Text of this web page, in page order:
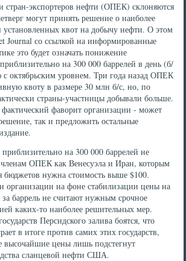
стран-экспортеров нефти (ОПЕК) склоняются
могут принять решение о наиболее
установленных квот на добычу нефти. О этом
Journal со ссылкой на информированные
это будет означать понижение
на 300 000 баррелей в день (б/
с октябрьским уровнем. Три года назад ОПЕК
квоту в размере 30 млн б/с, но, по
страны-участницы добывали больше.
фаворит организации - может
так и предложить остальные
на 300 000 баррелей не
членам ОПЕК как Венесуэла и Иран, которым
бюджетов нужна стоимость выше $100.
организации на фоне стабилизации цены на
баррель не считают нужным срочное
каких-то наиболее решительных мер.
Персидского залива боятся, что
в итоге против самих этих государств,
высочайшие цены лишь подстегнут
сланцевой нефти США.